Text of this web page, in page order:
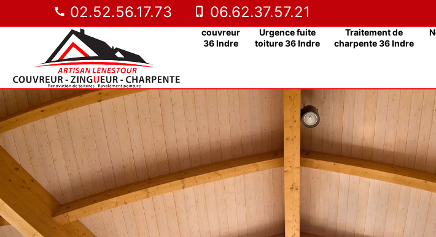
02.52.56.17.73 06.62.37.57.21
couvreur
36 Indre
Urgence fuite
toiture 36 Indre
Traitement de
charpente 36 Indre